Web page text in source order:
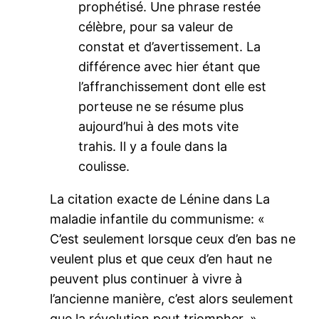
prophétisé. Une phrase restée
célèbre, pour sa valeur de
constat et d’avertissement. La
différence avec hier étant que
l’affranchissement dont elle est
porteuse ne se résume plus
aujourd’hui à des mots vite
trahis. Il y a foule dans la
coulisse.
La citation exacte de Lénine dans La
maladie infantile du communisme: «
C’est seulement lorsque ceux d’en bas ne
veulent plus et que ceux d’en haut ne
peuvent plus continuer à vivre à
l’ancienne manière, c’est alors seulement